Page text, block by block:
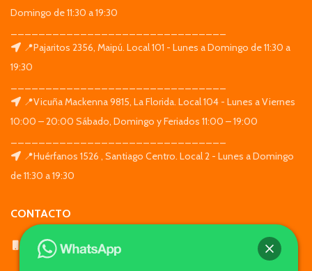
Domingo de 11:30 a 19:30
📍Pajaritos 2356, Maipú. Local 101 - Lunes a Domingo de 11:30 a
19:30
📍Vicuña Mackenna 9815, La Florida. Local 104 - Lunes a Viernes
10:00 – 20:00 Sábado, Domingo y Feriados 11:00 – 19:00
📍Huérfanos 1526 , Santiago Centro. Local 2 - Lunes a Domingo
de 11:30 a 19:30
CONTACTO
WhatsApp: +569 7564 4676